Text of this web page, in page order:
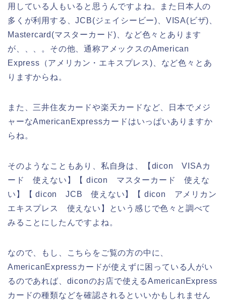
用している人もいると思うんですよね。また日本人の
多くが利用する、JCB(ジェイシービー)、VISA(ビザ)、
Mastercard(マスターカード)、など色々とあります
が、、、。その他、通称アメックスのAmerican
Express（アメリカン・エキスプレス)、など色々とあ
りますからね。
また、三井住友カードや楽天カードなど、日本でメジ
ャーなAmericanExpressカードはいっぱいありますか
らね。
そのようなこともあり、私自身は、【dicon VISAカ
ード 使えない】【 dicon マスターカード 使えな
い】【 dicon JCB 使えない】【 dicon アメリカン
エキスプレス 使えない】という感じで色々と調べて
みることにしたんですよね。
なので、もし、こちらをご覧の方の中に、
AmericanExpressカードが使えずに困っている人がい
るのであれば、diconのお店で使えるAmericanExpress
カードの種類などを確認されるといいかもしれません